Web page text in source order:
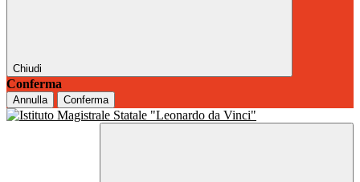
Chiudi
Conferma
Annulla Conferma